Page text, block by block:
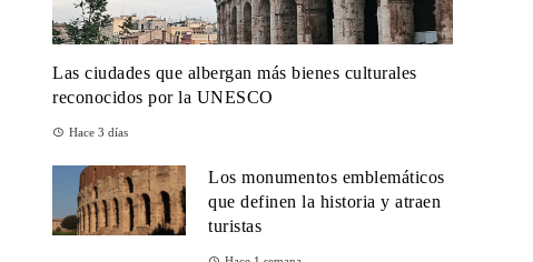
Las ciudades que albergan más bienes culturales
reconocidos por la UNESCO
Hace 3 días
Los monumentos emblemáticos
que definen la historia y atraen
turistas